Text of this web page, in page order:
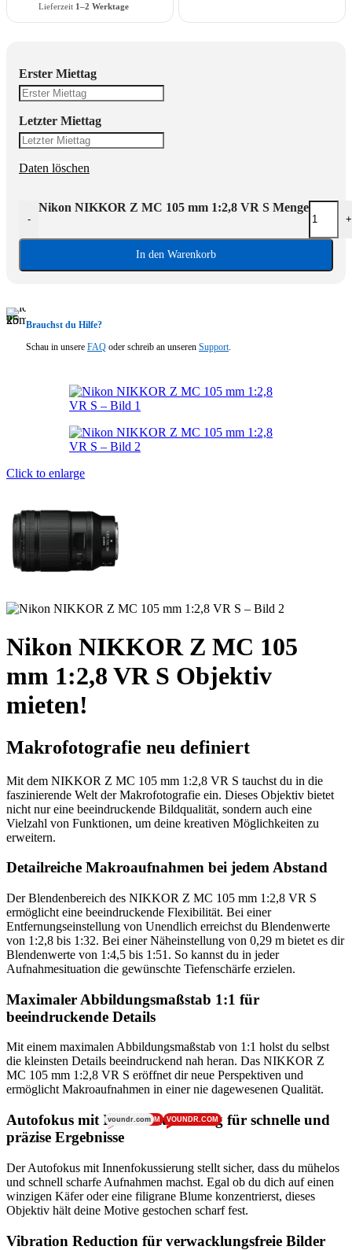
Lieferzeit 1–2 Werktage
Erster Miettag
Letzter Miettag
Daten löschen
-
Nikon NIKKOR Z MC 105 mm 1:2,8 VR S Menge
+
In den Warenkorb
Brauchst du Hilfe?
Schau in unsere FAQ oder schreib an unseren Support
Click to enlarge
Nikon NIKKOR Z MC 105
mm 1:2,8 VR S Objektiv
mieten!
Makrofotografie neu definiert
Mit dem NIKKOR Z MC 105 mm 1:2,8 VR S tauchst du in die
faszinierende Welt der Makrofotografie ein. Dieses Objektiv bietet
nicht nur eine beeindruckende Bildqualität, sondern auch eine
Vielzahl von Funktionen, um deine kreativen Möglichkeiten zu
erweitern.
Detailreiche Makroaufnahmen bei jedem Abstand
Der Blendenbereich des NIKKOR Z MC 105 mm 1:2,8 VR S
ermöglicht eine beeindruckende Flexibilität. Bei einer
Entfernungseinstellung von Unendlich erreichst du Blendenwerte
von 1:2,8 bis 1:32. Bei einer Näheinstellung von 0,29 m bietet es dir
Blendenwerte von 1:4,5 bis 1:51. So kannst du in jeder
Aufnahmesituation die gewünschte Tiefenschärfe erzielen.
Maximaler Abbildungsmaßstab 1:1 für
beeindruckende Details
Mit einem maximalen Abbildungsmaßstab von 1:1 holst du selbst
die kleinsten Details beeindruckend nah heran. Das NIKKOR Z
MC 105 mm 1:2,8 VR S eröffnet dir neue Perspektiven und
ermöglicht Makroaufnahmen in einer nie dagewesenen Qualität.
Autofokus mit Innenfokussierung für schnelle und
präzise Ergebnisse
Der Autofokus mit Innenfokussierung stellt sicher, dass du mühelos
und schnell scharfe Aufnahmen machst. Egal ob du dich auf einen
winzigen Käfer oder eine filigrane Blume konzentrierst, dieses
Objektiv hält deine Motive gestochen scharf fest.
Vibration Reduction für verwacklungsfreie Bilder
VOUNDR.COM
VOUNDR.COM
voundr.com